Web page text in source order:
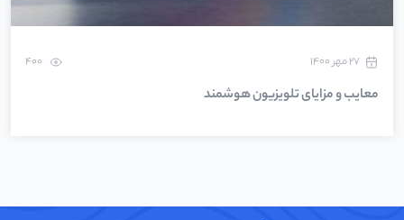
۲۷ مهر ۱۴۰۰
معایب و مزایای تلویزیون هوشمند